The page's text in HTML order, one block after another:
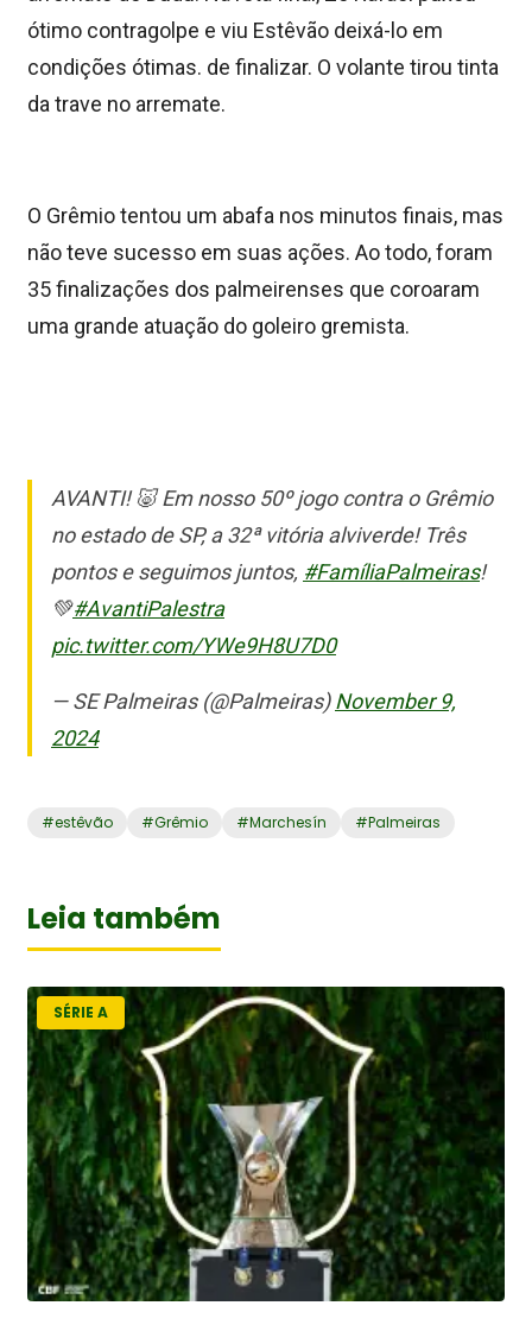
ótimo contragolpe e viu Estêvão deixá-lo em
condições ótimas. de finalizar. O volante tirou tinta
da trave no arremate.
O Grêmio tentou um abafa nos minutos finais, mas
não teve sucesso em suas ações. Ao todo, foram
35 finalizações dos palmeirenses que coroaram
uma grande atuação do goleiro gremista.
AVANTI! 🐷 Em nosso 50º jogo contra o Grêmio
no estado de SP, a 32ª vitória alviverde! Três
pontos e seguimos juntos, #FamíliaPalmeiras!
💚#AvantiPalestra
pic.twitter.com/YWe9H8U7D0
— SE Palmeiras (@Palmeiras)November 9,
2024
#estêvão #Grêmio #Marchesín #Palmeiras
Leia também
SÉRIE A